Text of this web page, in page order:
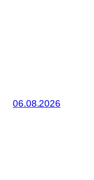
06.08.2026